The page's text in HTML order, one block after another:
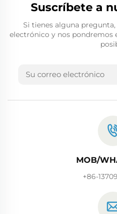
Suscríbete a
Si tienes alguna
electrónico y nos
MOB/
+86-